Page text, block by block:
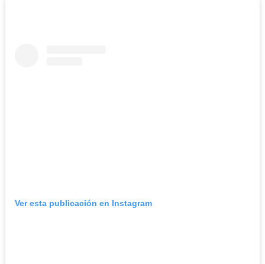
Ver esta publicación en Instagram